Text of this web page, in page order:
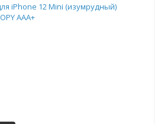
iPhone 12 Mini (изумрудный)
AAA+